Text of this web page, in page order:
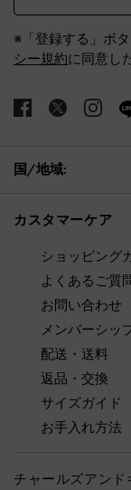
※「登録する」ボ
シー規約に同意し
国/地域:
カスタマーケア
ショッピング
よくあるご質
お問い合わせ
メンバーシッ
配送・送料
返品・交換
サイズガイド
お手入れ方法
チャールズアンド